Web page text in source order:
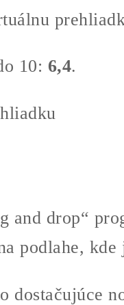
10: 6,4.
and drop“
podlahe,
dostačujúce